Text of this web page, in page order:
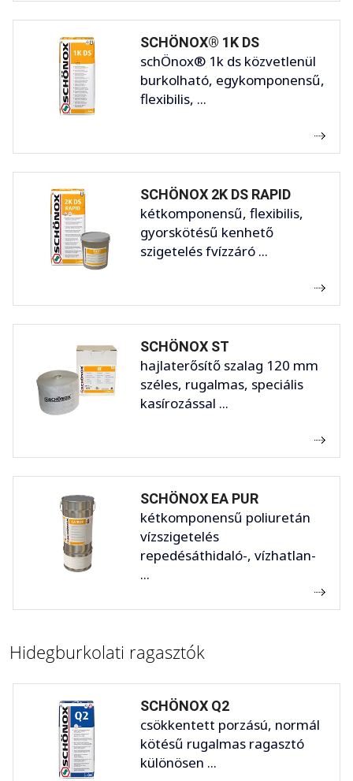
SCHÖNOX® 1K DS
schÖnox® 1k ds közvetlenül
burkolható, egykomponensű,
flexibilis, ...
SCHÖNOX 2K DS RAPID
kétkomponensű, flexibilis,
gyorskötésű kenhető
szigetelés fvízzáró ...
SCHÖNOX ST
hajlaterősítő szalag 120 mm
széles, rugalmas, speciális
kasírozással ...
SCHÖNOX EA PUR
kétkomponensű poliuretán
vízszigetelés
repedésáthidaló-, vízhatlan-
...
Hidegburkolati ragasztók
SCHÖNOX Q2
csökkentett porzású, normál
kötésű rugalmas ragasztó
különösen ...